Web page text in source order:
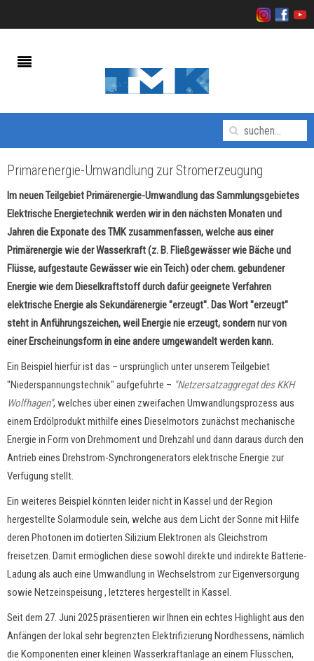
Primärenergie-Umwandlung zur Stromerzeugung
Im neuen Teilgebiet Primärenergie-Umwandlung das Sammlungsgebietes
Elektrische Energietechnik werden wir in den nächsten Monaten und
Jahren die Exponate des TMK zusammenfassen, welche aus einer
Primärenergie wie der Wasserkraft (z. B. Fließgewässer wie Bäche und
Flüsse, aufgestaute Gewässer wie ein Teich) oder chem. gebundener
Energie wie dem Dieselkraftstoff durch dafür geeignete Verfahren
elektrische Energie als Sekundärenergie "erzeugt". Das Wort "erzeugt"
steht in Anführungszeichen, weil Energie nie erzeugt, sondern nur von
einer Erscheinungsform in eine andere umgewandelt werden kann.
Ein Beispiel hierfür ist das – ursprünglich unter unserem Teilgebiet
"Niederspannungstechnik" aufgeführte – "Netzersatzaggregat des KKH
Wolfhagen", welches über einen zweifachen Umwandlungsprozess aus
einem Erdölprodukt mithilfe eines Dieselmotors zunächst mechanische
Energie in Form von Drehmoment und Drehzahl und dann daraus durch den
Antrieb eines Drehstrom-Synchrongenerators elektrische Energie zur
Verfügung stellt.
Ein weiteres Beispiel könnten leider nicht in Kassel und der Region
hergestellte Solarmodule sein, welche aus dem Licht der Sonne mit Hilfe
deren Photonen im dotierten Silizium Elektronen als Gleichstrom
freisetzen. Damit ermöglichen diese sowohl direkte und indirekte Batterie-
Ladung als auch eine Umwandlung in Wechselstrom zur Eigenversorgung
sowie Netzeinspeisung , letzteres hergestellt in Kassel.
Seit dem 27. Juni 2025 präsentieren wir Ihnen ein echtes Highlight aus den
Anfängen der lokal sehr begrenzten Elektrifizierung Nordhessens, nämlich
die Komponenten einer kleinen Wasserkraftanlage an einem Flüsschen,